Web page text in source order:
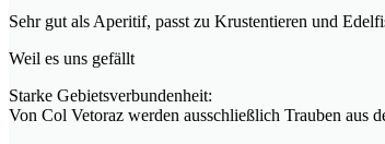
Sehr gut als Aperitif, passt zu Krustentieren und
Weil es uns gefällt
Starke Gebietsverbundenheit:
Von Col Vetoraz werden ausschließlich Trauben aus